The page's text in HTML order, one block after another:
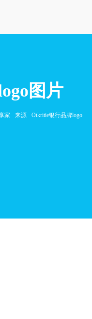
图片
家 来源 Otkritie银行品牌logo